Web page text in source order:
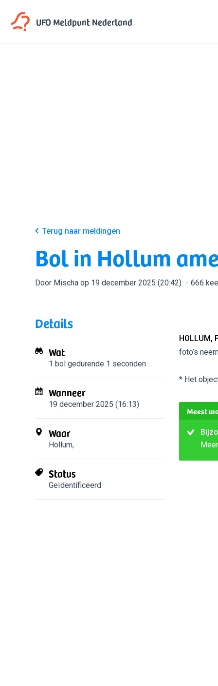
UFO MeldpuntNederland
Terug naar meldingen
Bol in Hollum
Door Mischa op 19 december 2025 (20:42) 666
Details
Wat
1 bol gedurende 1 seconden
Wanneer
19 december 2025 (16:13)
Waar
Hollum,
Status
Geïdentificeerd
HOLLUM,
foto’s
* Het
Meest